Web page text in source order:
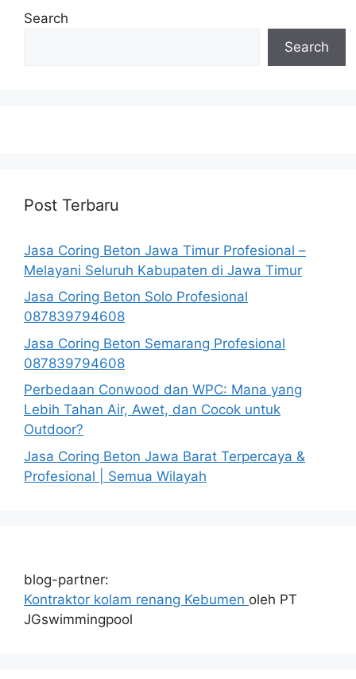
Search
Search
Post Terbaru
Jasa Coring Beton Jawa Timur Profesional –
Melayani Seluruh Kabupaten di Jawa Timur
Jasa Coring Beton Solo Profesional
087839794608
Jasa Coring Beton Semarang Profesional
087839794608
Perbedaan Conwood dan WPC: Mana yang
Lebih Tahan Air, Awet, dan Cocok untuk
Outdoor?
Jasa Coring Beton Jawa Barat Terpercaya &
Profesional | Semua Wilayah
blog-partner:
Kontraktor kolam renang Kebumen oleh PT
JGswimmingpool